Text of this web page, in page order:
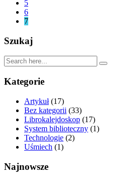
5
6
7
Szukaj
Kategorie
Artykuł(17)
Bez kategorii (33)
Librokalejdoskop (17)
System biblioteczny (1)
Technologie (2)
Uśmiech (1)
Najnowsze